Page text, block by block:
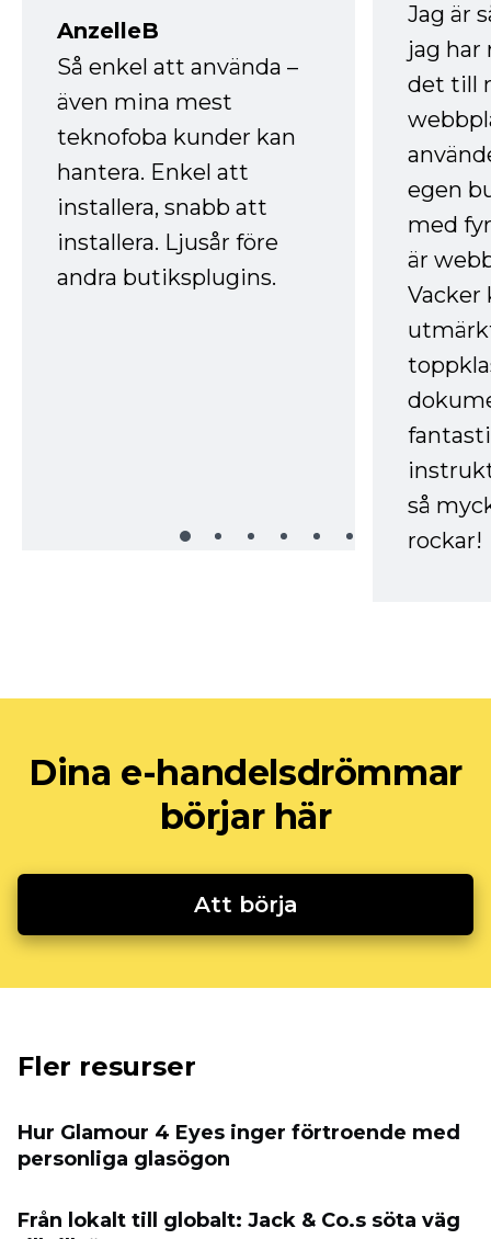
AnzelleB
Så enkel att använda –
även mina mest
teknofoba kunder kan
hantera. Enkel att
installera, snabb att
installera. Ljusår före
andra butiksplugins.
Jag är
jag
det till
egen
med
är
Vacker
så
rockar!
Dina e-handelsdrömmar
börjar här
Att börja
Fler resurser
Hur Glamour 4 Eyes inger förtroende med
personliga glasögon
Från lokalt till globalt: Jack & Co.s söta väg